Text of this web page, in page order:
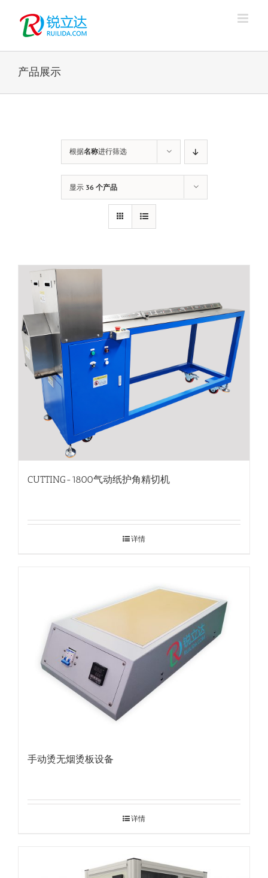
产品展示
根据名称进行筛选
显示 36 个产品
CUTTING-1800气动纸护角精切机
详情
手动烫无烟烫板设备
详情